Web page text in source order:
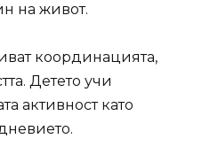
на живот.
координацията,
Детето учи
активност като